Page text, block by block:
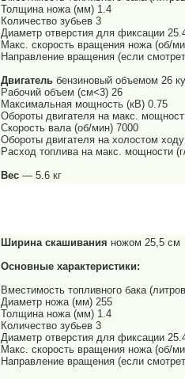
Толщина ножа (мм) 1.4
Количество зубьев 3
Диаметр отверстия для фиксации
Макс. скорость вращения ножа (об/
Направление вращения (если
Двигатель бензиновый объемом 26
Рабочий объем (см<3) 26
Максимальная мощность (кВ) 0.75
Обороты двигателя на макс.
Скорость вала (об/мин) 7000
Обороты двигателя на холостом
Расход топлива на макс. мощности
Вес — 5.6 кг
Ширина скашивания ножом 25,5 см
Основные характеристики:
Вместимость топливного бака
Диаметр ножа (мм) 255
Толщина ножа (мм) 1.4
Количество зубьев 3
Диаметр отверстия для фиксации
Макс. скорость вращения ножа (об/
Направление вращения (если